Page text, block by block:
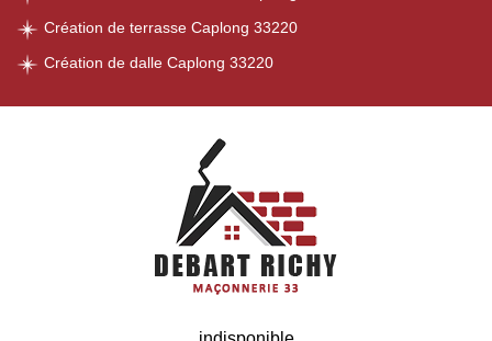
Création de terrasse Caplong 33220
Création de dalle Caplong 33220